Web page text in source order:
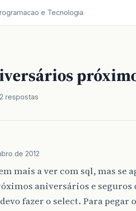
e Tecnologia
2 respostas
de 2012
mais a ver com sql, mas se
aniversários e seguros
fazer o select. Para pegar